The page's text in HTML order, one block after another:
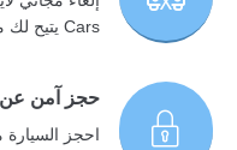
Cars يتيح لك موقع
حجز آمن عن
احجز